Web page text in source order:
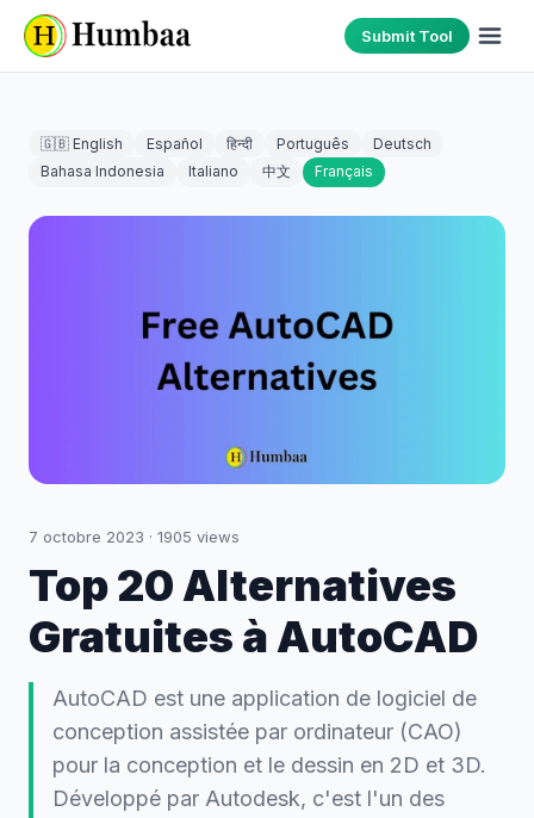
Submit Tool
🇬🇧 English Español हिन्दी Português
Deutsch
Bahasa Indonesia
Italiano 中文 Français
7 octobre 2023 · 1905 views
Top 20 Alternatives
Gratuites à AutoCAD
AutoCAD est une application de logiciel de
conception assistée par ordinateur (CAO)
pour la conception et le dessin en 2D et 3D.
Développé par Autodesk, c'est l'un des